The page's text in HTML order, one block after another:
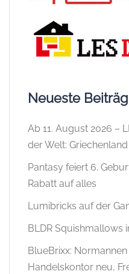
Neueste
Ab 11. August 2026 –
der Welt:
Pantasy feiert 6.
Rabatt auf alles
Lumibricks auf der
BLDR Squishmallows
BlueBrixx:
Handelskontor neu,